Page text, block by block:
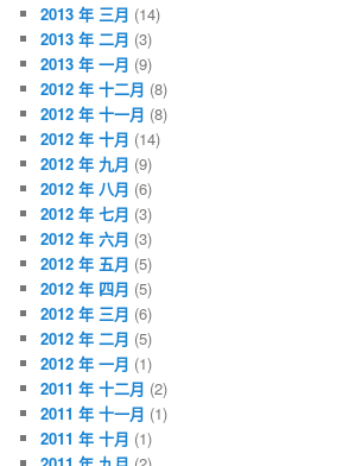
2013 年 三月 (14)
2013 年 二月 (3)
2013 年 一月 (9)
2012 年 十二月 (8)
2012 年 十一月 (8)
2012 年 十月 (14)
2012 年 九月 (9)
2012 年 八月 (6)
2012 年 七月 (3)
2012 年 六月 (3)
2012 年 五月 (5)
2012 年 四月 (5)
2012 年 三月 (6)
2012 年 二月 (5)
2012 年 一月 (1)
2011 年 十二月 (2)
2011 年 十一月 (1)
2011 年 十月 (1)